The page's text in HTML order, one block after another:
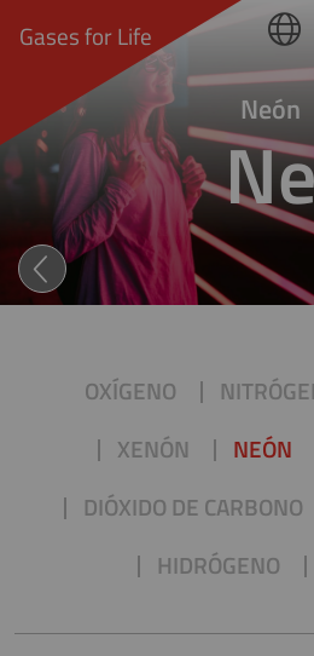
Gases for Life
Neón
OXÍGENO
XENÓN
NEÓN
DIÓXIDO DE CARBONO
HIDRÓGENO